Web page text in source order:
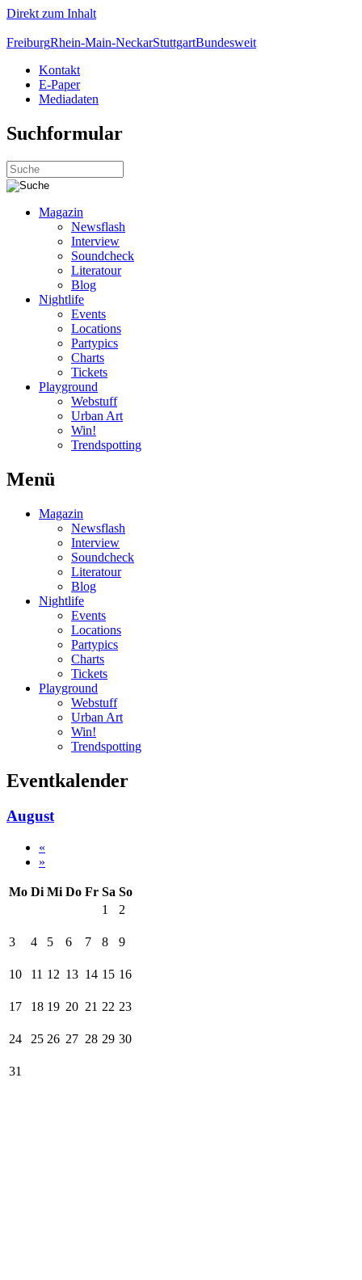
Direkt zum Inhalt
FreiburgRhein-Main-NeckarStuttgartBundesweit
Kontakt
E-Paper
Mediadaten
Suchformular
Magazin
Newsflash
Interview
Soundcheck
Literatour
Blog
Nightlife
Events
Locations
Partypics
Charts
Tickets
Playground
Webstuff
Urban Art
Win!
Trendspotting
Menü
Magazin
Newsflash
Interview
Soundcheck
Literatour
Blog
Nightlife
Events
Locations
Partypics
Charts
Tickets
Playground
Webstuff
Urban Art
Win!
Trendspotting
Eventkalender
August
«
»
Mo Di Mi Do Fr Sa So
1
2
3 4 5 6 7 8 9
10 11 12 13 14 15 16
17 18 19 20 21 22 23
24 25 26 27 28 29 30
31